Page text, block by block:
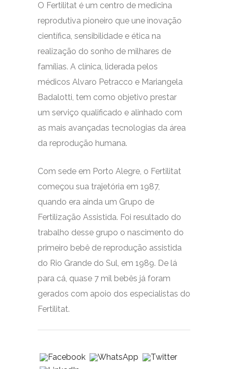
O Fertilitat é um centro de medicina
reprodutiva pioneiro que une inovação
científica, sensibilidade e ética na
realização do sonho de milhares de
famílias. A clínica, liderada pelos
médicos Alvaro Petracco e Mariangela
Badalotti, tem como objetivo prestar
um serviço qualificado e alinhado com
as mais avançadas tecnologias da área
da reprodução humana.
Com sede em Porto Alegre, o Fertilitat
começou sua trajetória em 1987,
quando era ainda um Grupo de
Fertilização Assistida. Foi resultado do
trabalho desse grupo o nascimento do
primeiro bebê de reprodução assistida
do Rio Grande do Sul, em 1989. De lá
para cá, quase 7 mil bebês já foram
gerados com apoio dos especialistas do
Fertilitat.